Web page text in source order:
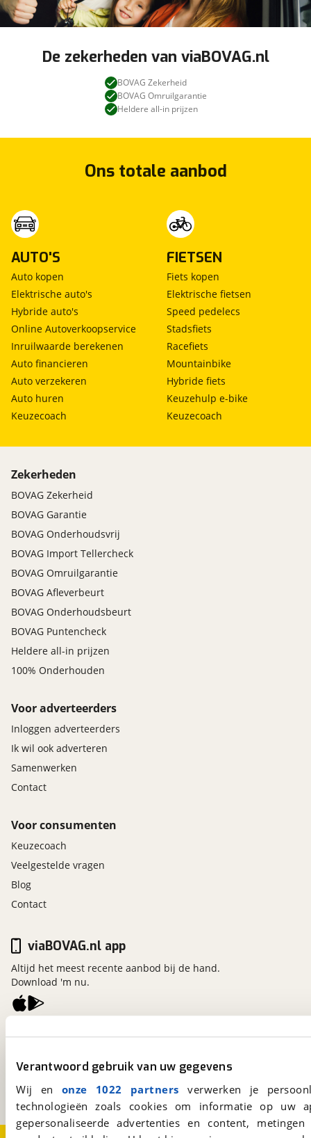
Verantwoord gebruik van uw gegevens
Wij en onze 1022 partners verwerken je
technologieën zoals cookies om informatie op
gepersonaliseerde advertenties en content,
De zekerheden van viaBOVAG.nl
BOVAG Zekerheid
BOVAG Omruilgarantie
Heldere all-in prijzen
Ons totale aanbod
AUTO'S
Auto kopen
Elektrische auto's
Hybride auto's
Online Autoverkoopservice
Inruilwaarde berekenen
Auto financieren
Auto verzekeren
Auto huren
Keuzecoach
FIETSEN
Fiets kopen
Elektrische fietsen
Speed pedelecs
Stadsfiets
Racefiets
Mountainbike
Hybride fiets
Keuzehulp e-bike
Keuzecoach
Zekerheden
BOVAG Zekerheid
BOVAG Garantie
BOVAG Onderhoudsvrij
BOVAG Import Tellercheck
BOVAG Omruilgarantie
BOVAG Afleverbeurt
BOVAG Onderhoudsbeurt
BOVAG Puntencheck
Heldere all-in prijzen
100% Onderhouden
Voor adverteerders
Inloggen adverteerders
Ik wil ook adverteren
Samenwerken
Contact
Voor consumenten
Keuzecoach
Veelgestelde vragen
Blog
Contact
viaBOVAG.nl
3981 AJ Bunnik
Een initiatief van
BOVAG
viaBOVAG.nl app
Altijd het meest recente aanbod bij de hand.
Download 'm nu.